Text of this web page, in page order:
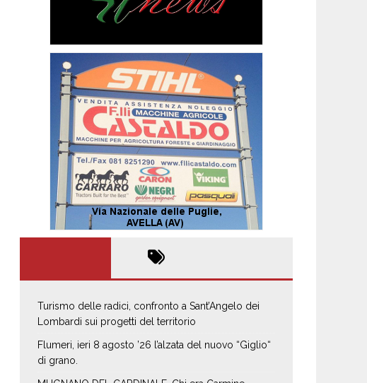
Turismo delle radici, confronto a Sant’Angelo dei
Lombardi sui progetti del territorio
Flumeri, ieri 8 agosto ’26 l’alzata del nuovo “Giglio“
di grano.